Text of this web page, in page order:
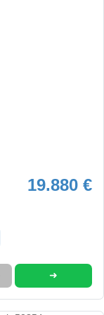
19.880 €
➜